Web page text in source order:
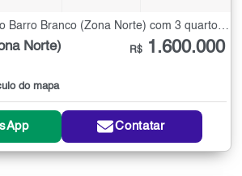
Sobrado à Venda no Barro Branco (Zona Norte) com 3 quartos - 295 m²
Norte)
do mapa
R$ 1.600.000
Contatar